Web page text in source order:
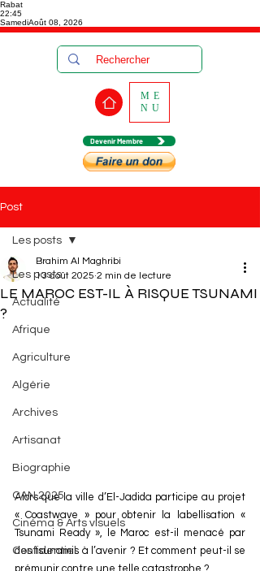
Rabat
22:45
SamediAoût 08, 2026
Devenir Membre
ME
NU
Post
Les posts
Actualité
Afrique
Agriculture
Algérie
Archives
Artisanat
Biographie
CAN 2025
Cinéma & Arts visuels
Confidentiel
Les posts
LE MAROC EST-IL À RISQUE TSUNAMI
?
Brahim Al Maghribi
13 août 2025 2 min de lecture
Alors que la ville d’El-Jadida participe au projet
« Coastwave » pour obtenir la labellisation «
Tsunami Ready », le Maroc est-il menacé par
des tsunamis à l’avenir ? Et comment peut-il se